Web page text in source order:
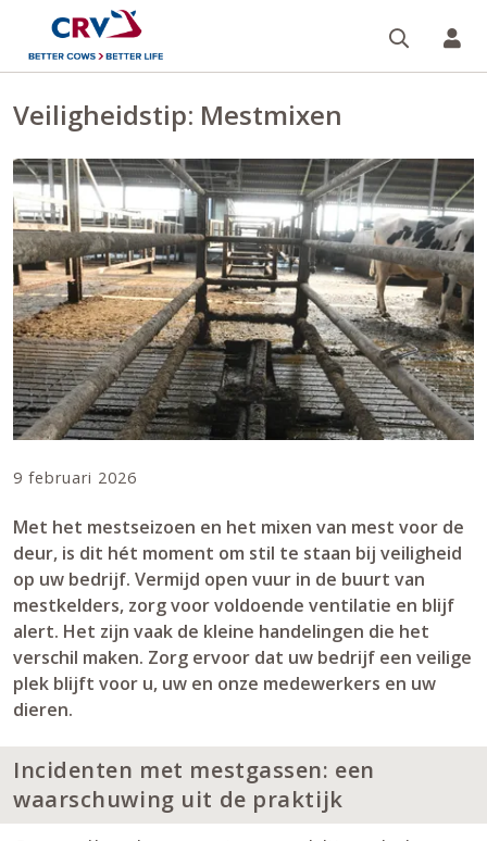
Veiligheidstip: Mestmixen
9 februari 2026
Met het mestseizoen en het mixen van mest voor de
deur, is dit hét moment om stil te staan bij veiligheid
op uw bedrijf. Vermijd open vuur in de buurt van
mestkelders, zorg voor voldoende ventilatie en blijf
alert. Het zijn vaak de kleine handelingen die het
verschil maken. Zorg ervoor dat uw bedrijf een veilige
plek blijft voor u, uw en onze medewerkers en uw
dieren.
Incidenten met mestgassen: een
waarschuwing uit de praktijk